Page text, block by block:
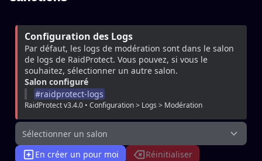
Configuration des Logs
Par défaut, les logs de modération sont dans le salon
de logs de RaidProtect. Vous pouvez, si vous le
souhaitez, sélectionner un autre salon.
Salon configuré
#raidprotect-logs
RaidProtect v3.4.0 • Configuration > Logs > Modération
Sélectionner un salon
En créer un pour moi
Réinitialiser